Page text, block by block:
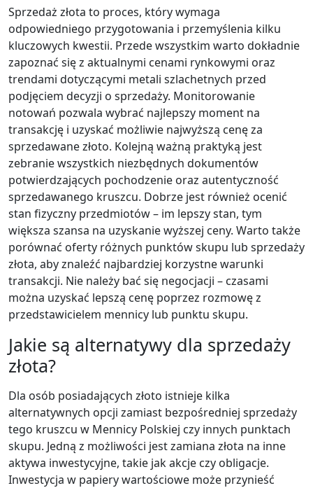
Sprzedaż złota to proces, który wymaga
odpowiedniego przygotowania i przemyślenia kilku
kluczowych kwestii. Przede wszystkim warto dokładnie
zapoznać się z aktualnymi cenami rynkowymi oraz
trendami dotyczącymi metali szlachetnych przed
podjęciem decyzji o sprzedaży. Monitorowanie
notowań pozwala wybrać najlepszy moment na
transakcję i uzyskać możliwie najwyższą cenę za
sprzedawane złoto. Kolejną ważną praktyką jest
zebranie wszystkich niezbędnych dokumentów
potwierdzających pochodzenie oraz autentyczność
sprzedawanego kruszcu. Dobrze jest również ocenić
stan fizyczny przedmiotów – im lepszy stan, tym
większa szansa na uzyskanie wyższej ceny. Warto także
porównać oferty różnych punktów skupu lub sprzedaży
złota, aby znaleźć najbardziej korzystne warunki
transakcji. Nie należy bać się negocjacji – czasami
można uzyskać lepszą cenę poprzez rozmowę z
przedstawicielem mennicy lub punktu skupu.
Jakie są alternatywy dla sprzedaży
złota?
Dla osób posiadających złoto istnieje kilka
alternatywnych opcji zamiast bezpośredniej sprzedaży
tego kruszcu w Mennicy Polskiej czy innych punktach
skupu. Jedną z możliwości jest zamiana złota na inne
aktywa inwestycyjne, takie jak akcje czy obligacje.
Inwestycja w papiery wartościowe może przynieść